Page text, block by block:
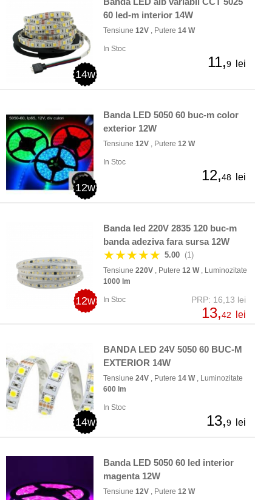
14w
60 led-m interior 14W
Tensiune 12V , Putere 14 W
In Stoc
11,9 lei
12w
Banda LED 5050 60 buc-m color
exterior 12W
Tensiune 12V , Putere 12 W
In Stoc
12,48 lei
12w
Banda led 220V 2835 120 buc-m
banda adeziva fara sursa 12W
★★★★★ 5.00 (1)
Tensiune 220V , Putere 12 W, Luminozitate
1000 lm
In Stoc PRP: 16,13 lei
13,42 lei
14w
BANDA LED 24V 5050 60 BUC-M
EXTERIOR 14W
Tensiune 24V , Putere 14 W, Luminozitate
600 lm
In Stoc
13,9 lei
Banda LED 5050 60 led interior
magenta 12W
Tensiune 12V , Putere 12 W